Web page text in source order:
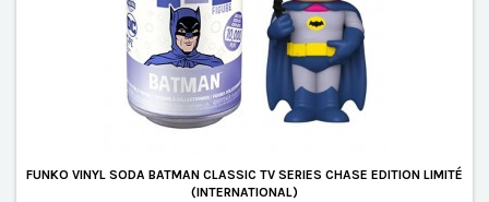
FUNKO VINYL SODA BATMAN CLASSIC TV SERIES CHASE EDITION LIMITÉ
(INTERNATIONAL)